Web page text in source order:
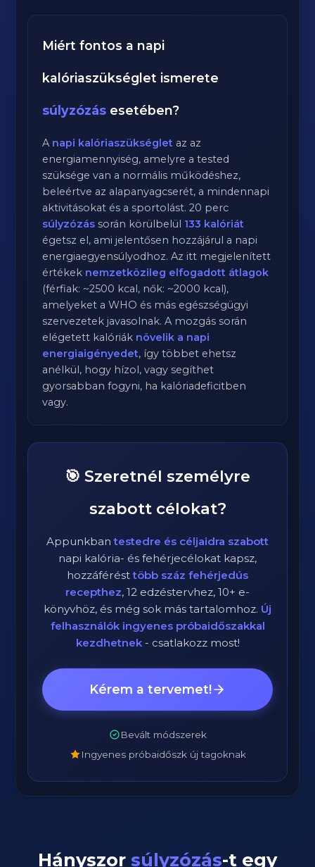
Miért fontos a napi
kalóriaszükséglet ismerete
súlyzózás esetében?
A napi kalóriaszükséglet az az
energiamennyiség, amelyre a tested
szüksége van a normális működéshez,
beleértve az alapanyagcserét, a mindennapi
aktivitásokat és a sportolást.20 perc
súlyzózás során körülbelül 133 kalóriát
égetsz el, ami jelentősen hozzájárul a napi
energiaegyensúlyodhoz. Az itt megjelenített
értékek nemzetközileg elfogadott átlagok
(férfiak: ~2500 kcal, nők: ~2000 kcal),
amelyeket a WHO és más egészségügyi
szervezetek javasolnak. A mozgás során
elégetett kalóriák növelik a napi
energiaigényedet, így többet ehetsz
anélkül, hogy hízol, vagy segíthet
gyorsabban fogyni, ha kalóriadeficitben
vagy.
🎯 Szeretnél személyre
szabott célokat?
Appunkbantestedre és céljaidra szabott
napi kalória- és fehérjecélokat kapsz,
hozzáférésttöbb száz fehérjedús
recepthez, 12 edzéstervhez, 10+ e-
könyvhöz, és még sok más tartalomhoz. Új
felhasználók ingyenes próbaidőszakkal
kezdhetnek- csatlakozz most!
Kérem a tervemet!
Bevált módszerek
Ingyenes próbaidőszk új tagoknak
Hányszor súlyzózás-t egy